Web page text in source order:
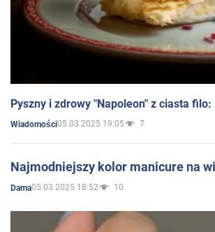
Pyszny i zdrowy "Napoleon" z ciasta
Wiadomości05.03.2025 19:05 7
Najmodniejszy kolor manicure na
Dama05.03.2025 18:52 10